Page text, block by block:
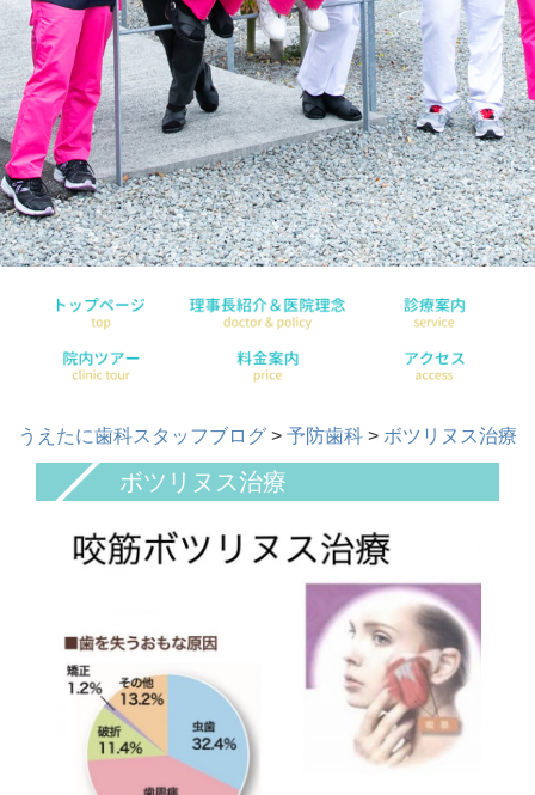
うえたに歯科スタッフブログ > 予防歯科 > ボツリヌス治療
ボツリヌス治療